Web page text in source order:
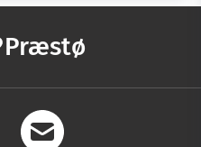
Præstø